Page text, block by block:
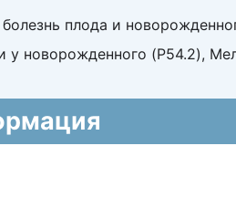
плода и
новорожденного (P54.2),